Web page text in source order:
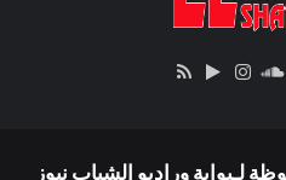
‫YouTube
ساوندانستقرام‏Google